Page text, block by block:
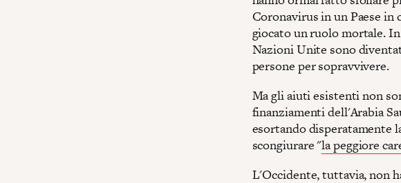
Coronavirus in un Paese
giocato un ruolo mortale.
Nazioni Unite sono
persone per sopravvivere.
Ma gli aiuti esistenti non
finanziamenti dell'Arabia
esortando disperatamente
scongiurare "la peggiore
L'Occidente, tuttavia, non